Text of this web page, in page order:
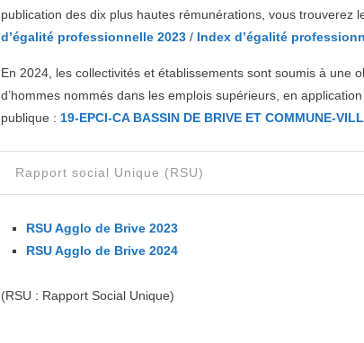
publication des dix plus hautes rémunérations, vous trouverez
d’égalité professionnelle 2023 / Index d’égalité
En 2024, les collectivités et établissements sont soumis à une
d’hommes nommés dans les emplois supérieurs, en
publique : 19-EPCI-CA BASSIN DE BRIVE ET COMMUNE-
Rapport social Unique (RSU)
RSU Agglo de Brive 2023
RSU Agglo de Brive 2024
(RSU : Rapport Social Unique)